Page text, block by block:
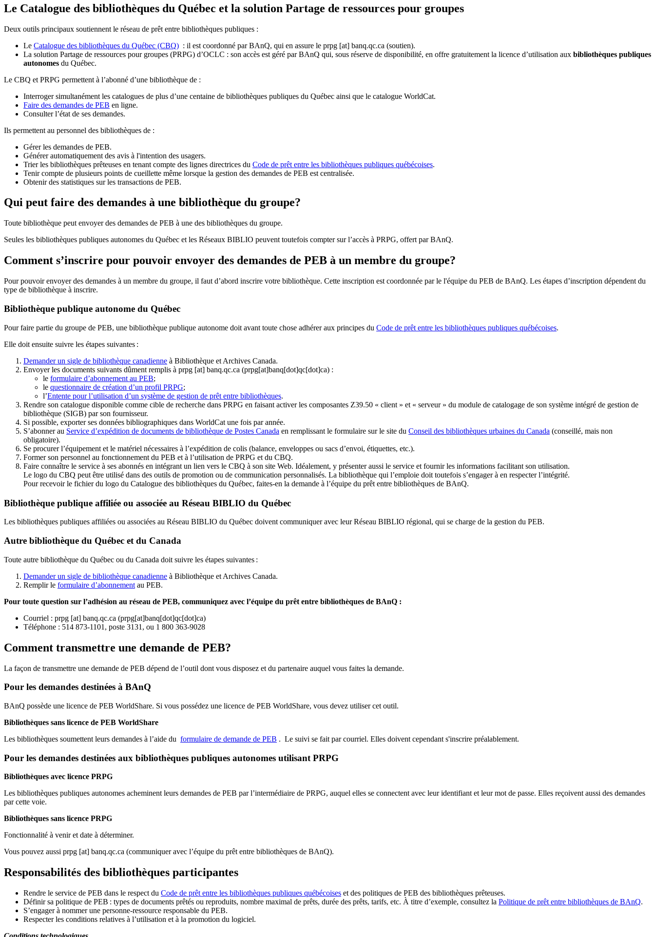
Le Catalogue des bibliothèques du Québec et la solution Partage de ressources pour groupes
Deux outils principaux soutiennent le réseau de prêt entre bibliothèques publiques :
Le Catalogue des bibliothèques du Québec (CBQ) : il est coordonné par BAnQ, qui en assure le prpg [at] banq.qc.ca (soutien).
La solution Partage de ressources pour groupes (PRPG) d’OCLC : son accès est géré par BAnQ qui, sous réserve de disponibilité, en offre gratuitement la licence d’utilisation aux bibliothèques publiques
autonomes du Québec.
Le CBQ et PRPG permettent à l’abonné d’une bibliothèque de :
Interroger simultanément les catalogues de plus d’une centaine de bibliothèques publiques du Québec ainsi que le catalogue WorldCat.
Faire des demandes de PEB en ligne.
Consulter l’état de ses demandes.
Ils permettent au personnel des bibliothèques de :
Gérer les demandes de PEB.
Générer automatiquement des avis à l'intention des usagers.
Trier les bibliothèques prêteuses en tenant compte des lignes directrices du Code de prêt entre les bibliothèques publiques québécoises.
Tenir compte de plusieurs points de cueillette même lorsque la gestion des demandes de PEB est centralisée.
Obtenir des statistiques sur les transactions de PEB.
Qui peut faire des demandes à une bibliothèque du groupe?
Toute bibliothèque peut envoyer des demandes de PEB à une des bibliothèques du groupe.
Seules les bibliothèques publiques autonomes du Québec et les Réseaux BIBLIO peuvent toutefois compter sur l’accès à PRPG, offert par BAnQ.
Comment s’inscrire pour pouvoir envoyer des demandes de PEB à un membre du groupe?
Pour pouvoir envoyer des demandes à un membre du groupe, il faut d’abord inscrire votre bibliothèque. Cette inscription est coordonnée par le l'équipe du PEB de BAnQ. Les étapes d’inscription dépendent du
type de bibliothèque à inscrire.
Bibliothèque publique autonome du Québec
Pour faire partie du groupe de PEB, une bibliothèque publique autonome doit avant toute chose adhérer aux principes du Code de prêt entre les bibliothèques publiques québécoises.
Elle doit ensuite suivre les étapes suivantes :
Demander un sigle de bibliothèque canadienne à Bibliothèque et Archives Canada.
Envoyer les documents suivants dûment remplis à prpg [at] banq.qc.ca (prpg[at]banq[dot]qc[dot]ca) :
le formulaire d’abonnement au PEB;
le questionnaire de création d’un profil PRPG;
l’Entente pour l’utilisation d’un système de gestion de prêt entre bibliothèques.
Rendre son catalogue disponible comme cible de recherche dans PRPG en faisant activer les composantes Z39.50 « client » et « serveur » du module de catalogage de son système intégré de gestion de
bibliothèque (SIGB) par son fournisseur.
Si possible, exporter ses données bibliographiques dans WorldCat une fois par année.
S’abonner au Service d’expédition de documents de bibliothèque de Postes Canada en remplissant le formulaire sur le site du Conseil des bibliothèques urbaines du Canada (conseillé, mais non
obligatoire).
Se procurer l’équipement et le matériel nécessaires à l’expédition de colis (balance, enveloppes ou sacs d’envoi, étiquettes, etc.).
Former son personnel au fonctionnement du PEB et à l’utilisation de PRPG et du CBQ.
Faire connaître le service à ses abonnés en intégrant un lien vers le CBQ à son site Web. Idéalement, y présenter aussi le service et fournir les informations facilitant son utilisation.
Le logo du CBQ peut être utilisé dans des outils de promotion ou de communication personnalisés. La bibliothèque qui l’emploie doit toutefois s’engager à en respecter l’intégrité.
Pour recevoir le fichier du logo du Catalogue des bibliothèques du Québec, faites-en la demande à l’équipe du prêt entre bibliothèques de BAnQ.
Bibliothèque publique affiliée ou associée au Réseau BIBLIO du Québec
Les bibliothèques publiques affiliées ou associées au Réseau BIBLIO du Québec doivent communiquer avec leur Réseau BIBLIO régional, qui se charge de la gestion du PEB.
Autre bibliothèque du Québec et du Canada
Toute autre bibliothèque du Québec ou du Canada doit suivre les étapes suivantes :
Demander un sigle de bibliothèque canadienne à Bibliothèque et Archives Canada.
Remplir le formulaire d’abonnement au PEB.
Pour toute question sur l’adhésion au réseau de PEB, communiquez avec l’équipe du prêt entre bibliothèques de BAnQ :
Courriel : prpg [at] banq.qc.ca (prpg[at]banq[dot]qc[dot]ca)
Téléphone : 514 873-1101, poste 3131, ou 1 800 363-9028
Comment transmettre une demande de PEB?
La façon de transmettre une demande de PEB dépend de l’outil dont vous disposez et du partenaire auquel vous faites la demande.
Pour les demandes destinées à BAnQ
BAnQ possède une licence de PEB WorldShare. Si vous possédez une licence de PEB WorldShare, vous devez utiliser cet outil.
Bibliothèques sans licence de PEB WorldShare
Les bibliothèques soumettent leurs demandes à l’aide du formulaire de demande de PEB . Le suivi se fait par courriel. Elles doivent cependant s'inscrire préalablement.
Pour les demandes destinées aux bibliothèques publiques autonomes utilisant PRPG
Bibliothèques avec licence PRPG
Les bibliothèques publiques autonomes acheminent leurs demandes de PEB par l’intermédiaire de PRPG, auquel elles se connectent avec leur identifiant et leur mot de passe. Elles reçoivent aussi des demandes
par cette voie.
Bibliothèques sans licence PRPG
Fonctionnalité à venir et date à déterminer.
Vous pouvez aussi prpg [at] banq.qc.ca (communiquer avec l’équipe du prêt entre bibliothèques de BAnQ).
Responsabilités des bibliothèques participantes
Rendre le service de PEB dans le respect du Code de prêt entre les bibliothèques publiques québécoises et des politiques de PEB des bibliothèques prêteuses.
Définir sa politique de PEB : types de documents prêtés ou reproduits, nombre maximal de prêts, durée des prêts, tarifs, etc. À titre d’exemple, consultez la Politique de prêt entre bibliothèques de BAnQ.
S’engager à nommer une personne-ressource responsable du PEB.
Respecter les conditions relatives à l’utilisation et à la promotion du logiciel.